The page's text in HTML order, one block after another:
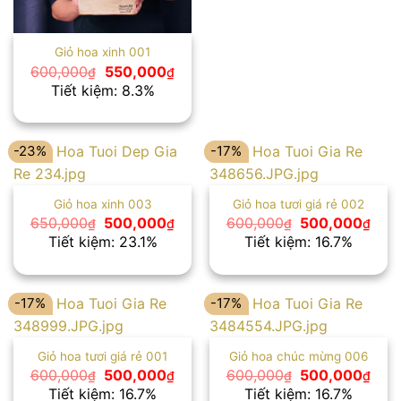
Giỏ hoa xinh 001
600,000₫
Giá
gốc
là:
550,000₫Giá
hiện
550,000₫.
Tiết kiệm: 8.3%
-23%
Giỏ hoa xinh 003
650,000₫
Giá
gốc
là:
500,000₫Giá
là:
500,000₫.
Tiết kiệm: 23.1%
-17%
Giỏ hoa tươi giá rẻ 002
600,000₫
Giá
gốc
là:
500,000₫Giá
là:
Tiết kiệm: 16.7%
-17%
Giỏ hoa tươi giá rẻ 001
600,000₫
Giá
gốc
500,000₫Giá
Tiết kiệm: 16.7%
-17%
Giỏ hoa chúc mừng 006
600,000₫
Giá
gốc
500,000₫Giá
Tiết kiệm: 16.7%